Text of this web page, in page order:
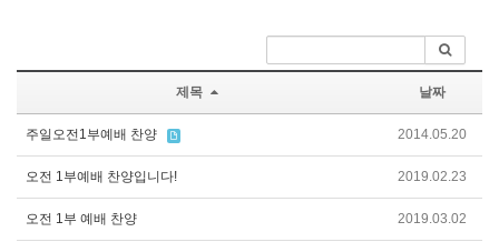
제목 날짜
주일오전1부예배 찬양 2014.05.20
오전 1부예배 찬양입니다! 2019.02.23
오전 1부 예배 찬양 2019.03.02